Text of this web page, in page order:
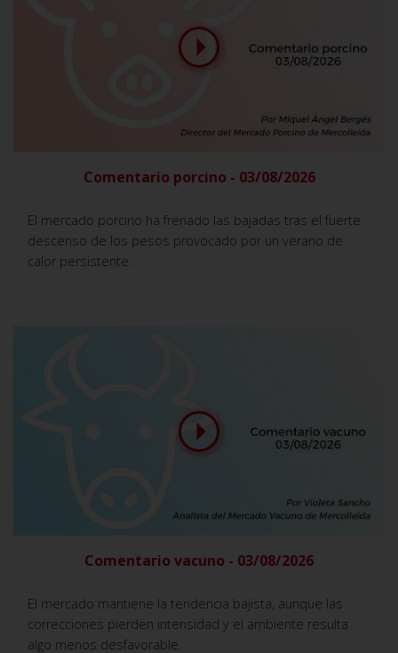
Comentario porcino - 03/08/2026
El mercado porcino ha frenado las bajadas tras el fuerte
descenso de los pesos provocado por un verano de
calor persistente.
Comentario vacuno - 03/08/2026
El mercado mantiene la tendencia bajista, aunque las
correcciones pierden intensidad y el ambiente resulta
algo menos desfavorable.